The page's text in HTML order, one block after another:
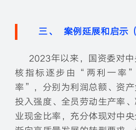
三、 案例延展和启示（
2023年以来，国资委对
核指标逐步由“两利一率
率”，分别为利润总额、资
投入强度、全员劳动生产率
业现金比率，充分体现对中